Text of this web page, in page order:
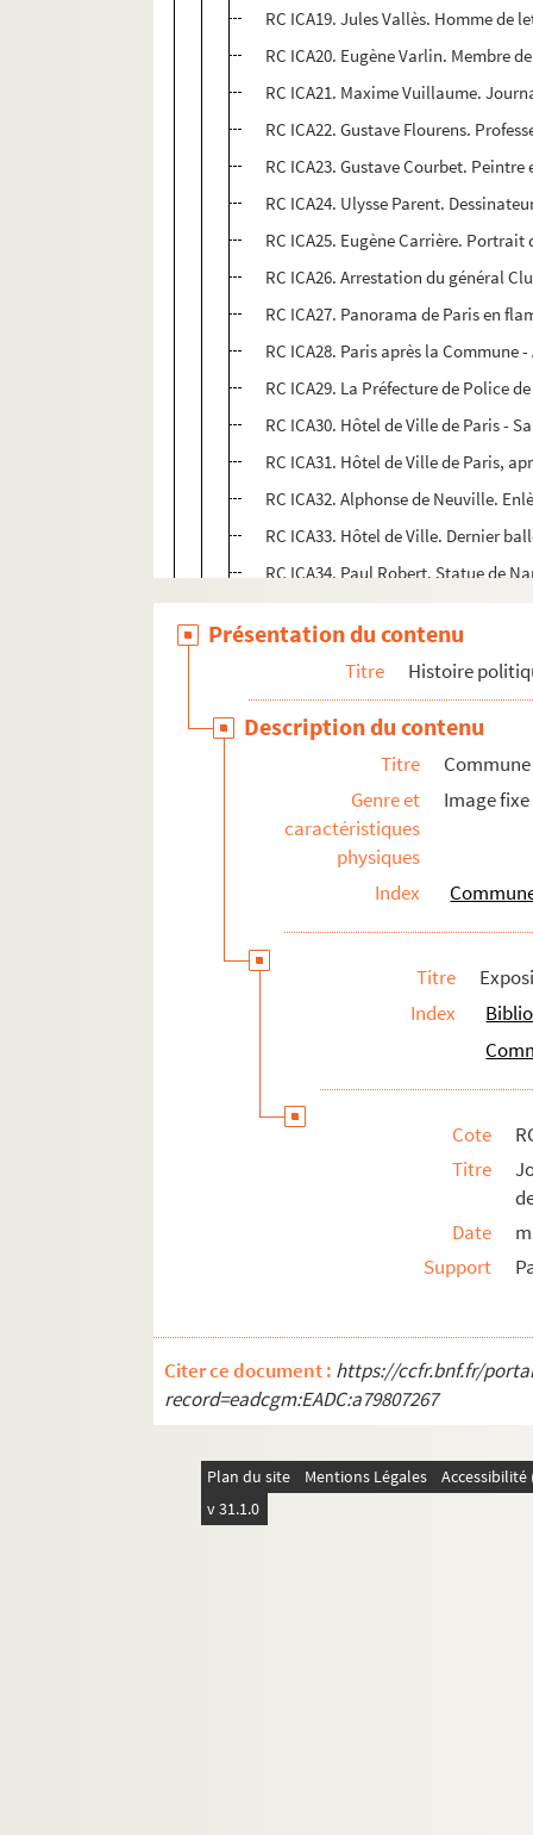
RC ICA19. Jules Vallès. Homme de
RC ICA20. Eugène Varlin. Membre
RC ICA21. Maxime Vuillaume.
RC ICA22. Gustave Flourens.
RC ICA23. Gustave Courbet.
RC ICA24. Ulysse Parent.
RC ICA25. Eugène Carrière.
RC ICA26. Arrestation du général
RC ICA27. Panorama de Paris en
RC ICA28. Paris après la
RC ICA29. La Préfecture de Police
RC ICA30. Hôtel de Ville de Paris -
RC ICA31. Hôtel de Ville de Paris,
RC ICA32. Alphonse de Neuville.
RC ICA33. Hôtel de Ville. Dernier
RC ICA34. Paul Robert. Statue de
RC ICA35. Martyr de la Liberté,
RC ICA36. La Prise de Paris (Mai
Portrait d'anciens communards
Guerre de 1914-1918
Occupation et Libération
Ville-monde
Présentation du contenu
Titre Histoire
Description du contenu
Titre
Commune
Genre et
caractéristiques
physiques
Image fixe
Index
Titre
Index
Cote
Titre
Date
Support
Citer ce document : https://ccfr.bnf.fr/
record=eadcgm:EADC:a79807267
Plan du site Mentions Légales
v 31.1.0